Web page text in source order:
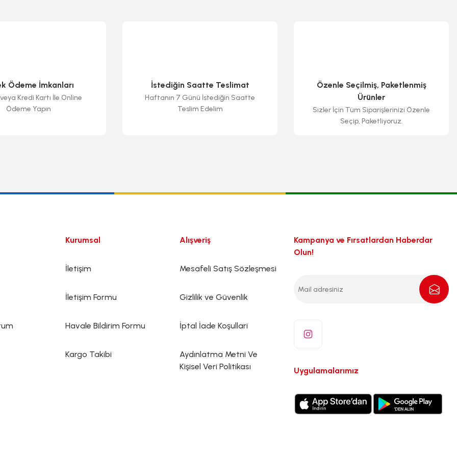
Ödeme İmkanları
Kredi Kartı İle Online
Ödeme Yapın
İstediğin Saatte Teslimat
Haftanın 7 Günü İstediğin Saatte
Teslim Edelim
Özenle Seçilmiş, Paketlenmiş
Ürünler
Sizler İçin Tüm Siparişlerinizi Özenle
Seçip, Paketliyoruz.
Kurumsal
İletişim
İletişim Formu
Havale Bildirim Formu
Kargo Takibi
Alışveriş
Mesafeli Satış Sözleşmesi
Gizlilik ve Güvenlik
İptal İade Koşullari
Aydınlatma Metni Ve
Kişisel Veri Politikası
Kampanya ve Fırsatlardan Haberdar
Olun!
Uygulamalarımız